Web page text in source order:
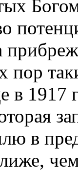
пор
в 1917
в